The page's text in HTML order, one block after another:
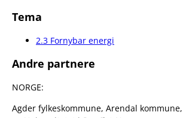
Tema
2.3 Fornybar energi
Andre partnere
NORGE:
Agder fylkeskommune, Arendal